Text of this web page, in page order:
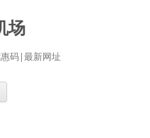
场
码|最新网址